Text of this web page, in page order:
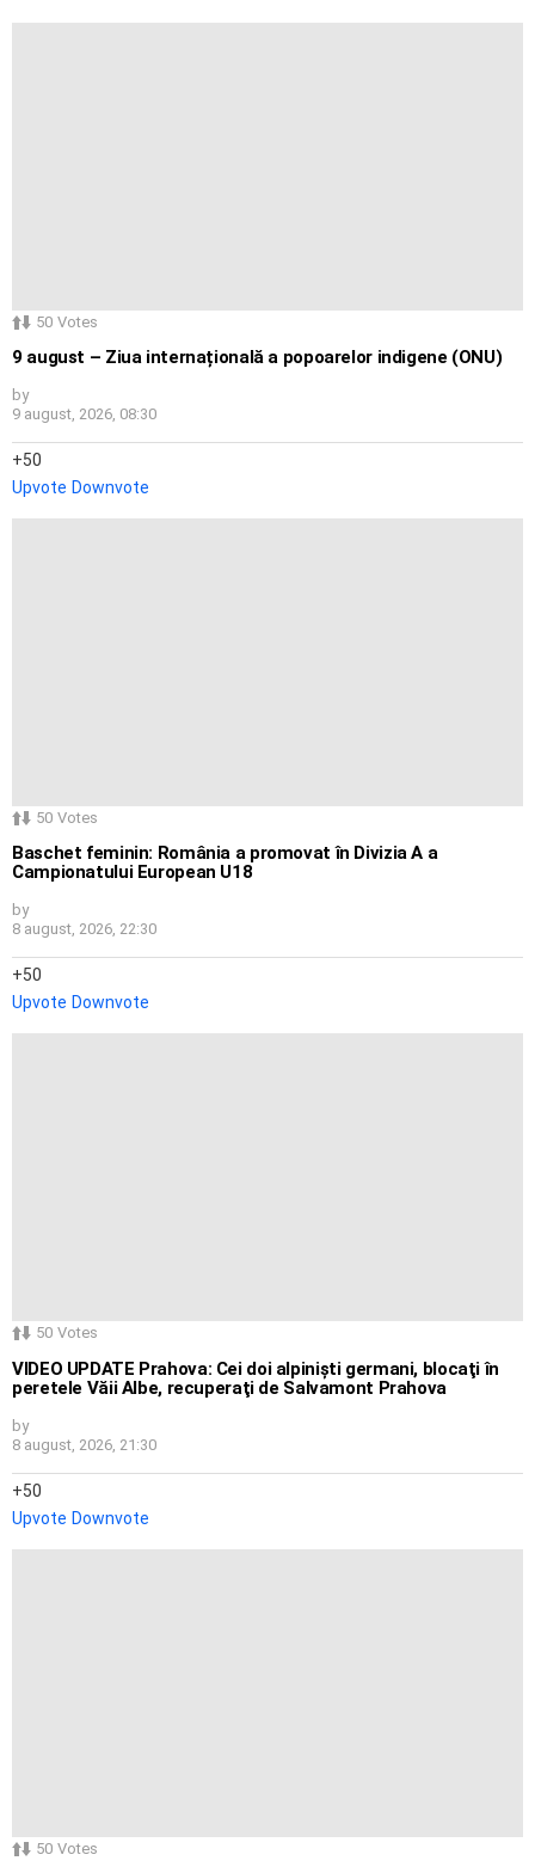
50 Votes
9 august – Ziua internațională a popoarelor indigene (ONU)
by
9 august, 2026, 08:30
50
Upvote Downvote
50 Votes
Baschet feminin: România a promovat în Divizia A a
Campionatului European U18
by
8 august, 2026, 22:30
50
Upvote Downvote
50 Votes
VIDEO UPDATE Prahova: Cei doi alpinişti germani, blocaţi în
peretele Văii Albe, recuperaţi de Salvamont Prahova
by
8 august, 2026, 21:30
50
Upvote Downvote
50 Votes